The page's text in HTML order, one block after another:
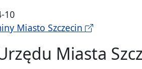
10
Miasto Szczecin
Miasta